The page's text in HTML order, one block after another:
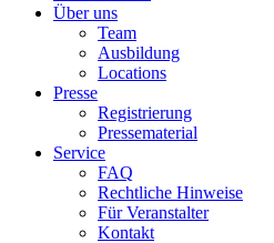
Über uns
Team
Ausbildung
Locations
Presse
Registrierung
Pressematerial
Service
FAQ
Rechtliche Hinweise
Für Veranstalter
Kontakt